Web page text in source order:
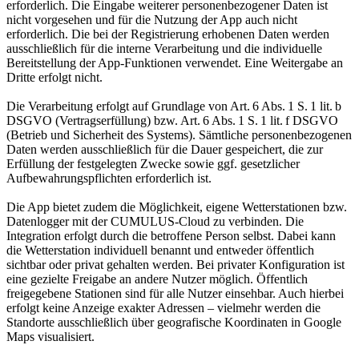
erforderlich. Die Eingabe weiterer personenbezogener Daten ist
nicht vorgesehen und für die Nutzung der App auch nicht
erforderlich. Die bei der Registrierung erhobenen Daten werden
ausschließlich für die interne Verarbeitung und die individuelle
Bereitstellung der App-Funktionen verwendet. Eine Weitergabe an
Dritte erfolgt nicht.
Die Verarbeitung erfolgt auf Grundlage von Art. 6 Abs. 1 S. 1 lit. b
DSGVO (Vertragserfüllung) bzw. Art. 6 Abs. 1 S. 1 lit. f DSGVO
(Betrieb und Sicherheit des Systems). Sämtliche personenbezogenen
Daten werden ausschließlich für die Dauer gespeichert, die zur
Erfüllung der festgelegten Zwecke sowie ggf. gesetzlicher
Aufbewahrungspflichten erforderlich ist.
Die App bietet zudem die Möglichkeit, eigene Wetterstationen bzw.
Datenlogger mit der CUMULUS-Cloud zu verbinden. Die
Integration erfolgt durch die betroffene Person selbst. Dabei kann
die Wetterstation individuell benannt und entweder öffentlich
sichtbar oder privat gehalten werden. Bei privater Konfiguration ist
eine gezielte Freigabe an andere Nutzer möglich. Öffentlich
freigegebene Stationen sind für alle Nutzer einsehbar. Auch hierbei
erfolgt keine Anzeige exakter Adressen – vielmehr werden die
Standorte ausschließlich über geografische Koordinaten in Google
Maps visualisiert.